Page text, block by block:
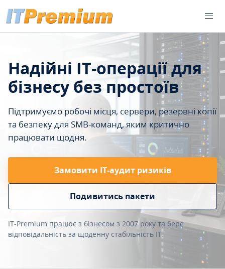
Надійні IT-операції для
бізнесу без простоїв
Підтримуємо робочі місця, сервери, резервні копії
та безпеку для SMB-команд, яким критично
працювати щодня.
Замовити ІТ-аудит ризиків
Подивитись пакети
IT-Premium працює з бізнесом з 2007 року та бере
відповідальність за щоденну стабільність IT.